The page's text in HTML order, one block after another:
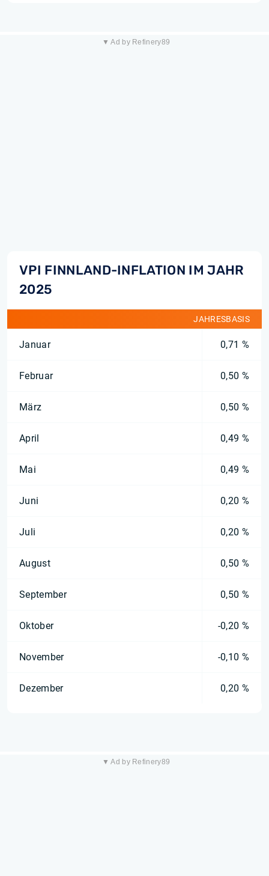
▼ Ad by Refinery89
VPI FINNLAND-INFLATION IM JAHR
2025
JAHRESBASIS
Januar 0,71 %
Februar 0,50 %
März 0,50 %
April 0,49 %
Mai 0,49 %
Juni 0,20 %
Juli 0,20 %
August 0,50 %
September 0,50 %
Oktober -0,20 %
November -0,10 %
Dezember 0,20 %
▼ Ad by Refinery89